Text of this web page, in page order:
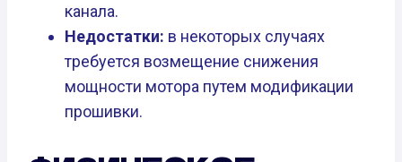
канала.
Недостатки: в некоторых случаях
требуется возмещение снижения
мощности мотора путем модификации
прошивки.